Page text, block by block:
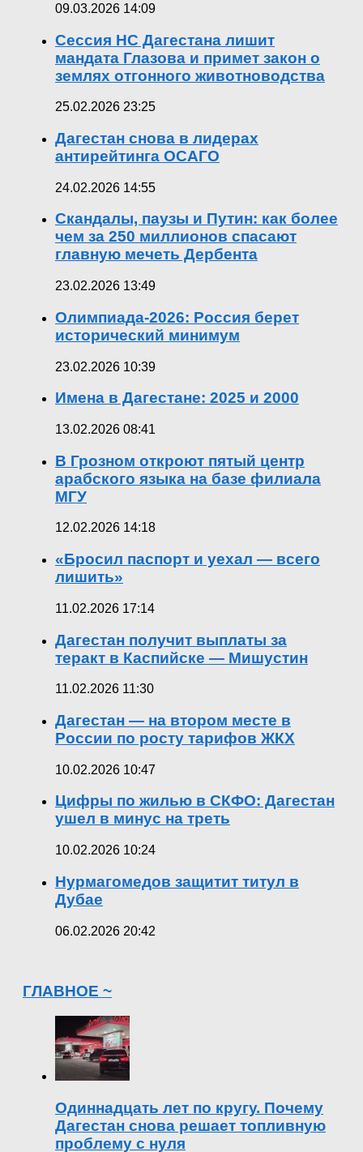
09.03.2026 14:09
Сессия НС Дагестана лишит
мандата Глазова и примет закон о
землях отгонного животноводства
25.02.2026 23:25
Дагестан снова в лидерах
антирейтинга ОСАГО
24.02.2026 14:55
Скандалы, паузы и Путин: как более
чем за 250 миллионов спасают
главную мечеть Дербента
23.02.2026 13:49
Олимпиада-2026: Россия берет
исторический минимум
23.02.2026 10:39
Имена в Дагестане: 2025 и 2000
13.02.2026 08:41
В Грозном откроют пятый центр
арабского языка на базе филиала
МГУ
12.02.2026 14:18
«Бросил паспорт и уехал — всего
лишить»
11.02.2026 17:14
Дагестан получит выплаты за
теракт в Каспийске — Мишустин
11.02.2026 11:30
Дагестан — на втором месте в
России по росту тарифов ЖКХ
10.02.2026 10:47
Цифры по жилью в СКФО: Дагестан
ушел в минус на треть
10.02.2026 10:24
Нурмагомедов защитит титул в
Дубае
06.02.2026 20:42
ГЛАВНОЕ ~
Одиннадцать лет по кругу. Почему
Дагестан снова решает топливную
проблему с нуля